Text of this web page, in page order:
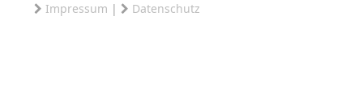
Impressum | Datenschutz